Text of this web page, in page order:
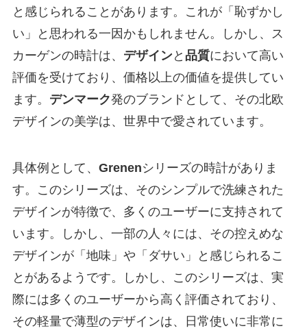
と感じられることがあります。これが「恥ずかし
い」と思われる一因かもしれません。しかし、ス
カーゲンの時計は、 デザインと 品質において高い
評価を受けており、価格以上の価値を提供してい
ます。 デンマーク発のブランドとして、その北欧
デザインの美学は、世界中で愛されています。
具体例として、 Grenenシリーズの時計がありま
す。このシリーズは、そのシンプルで洗練された
デザインが特徴で、多くのユーザーに支持されて
います。しかし、一部の人々には、その控えめな
デザインが「地味」や「ダサい」と感じられるこ
とがあるようです。しかし、このシリーズは、実
際には多くのユーザーから高く評価されており、
その軽量で薄型のデザインは、日常使いに非常に